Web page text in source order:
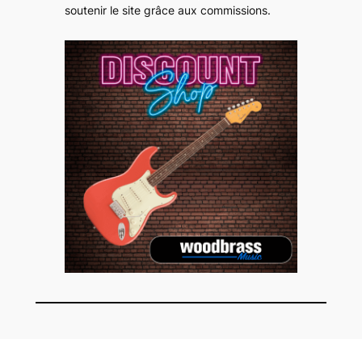
soutenir le site grâce aux commissions.